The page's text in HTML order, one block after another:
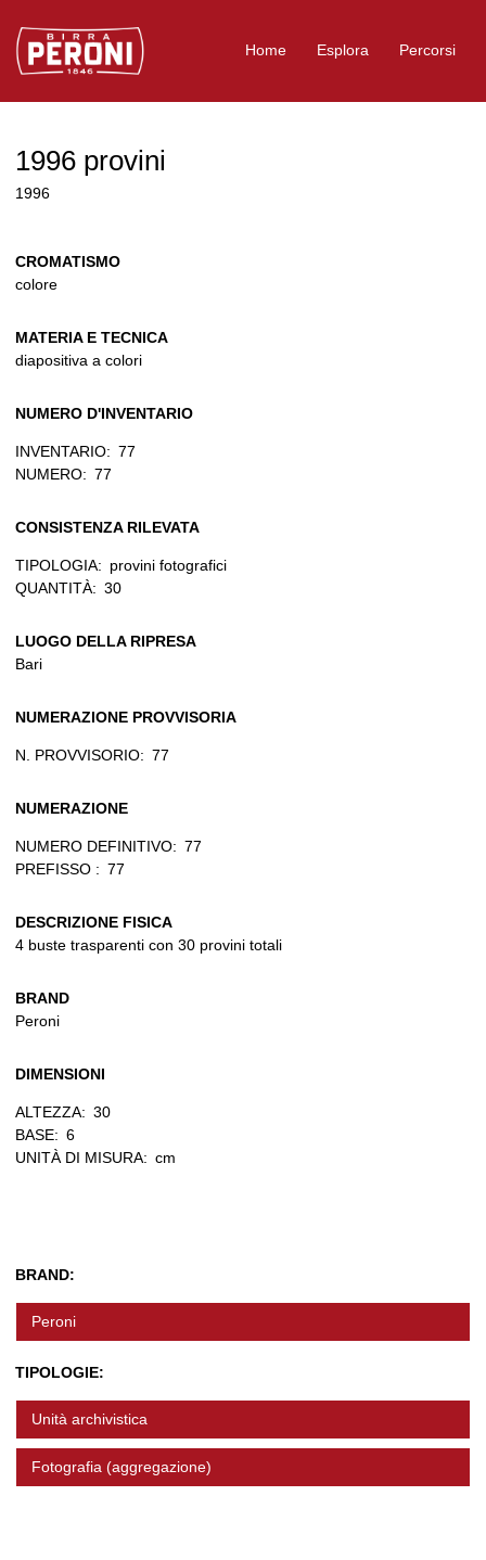
Logo Birra Peroni
Home Esplora Percorsi
1996 provini
1996
CROMATISMO
colore
MATERIA E TECNICA
diapositiva a colori
NUMERO D'INVENTARIO
INVENTARIO: 77
NUMERO: 77
CONSISTENZA RILEVATA
TIPOLOGIA: provini fotografici
QUANTITÀ: 30
LUOGO DELLA RIPRESA
Bari
NUMERAZIONE PROVVISORIA
N. PROVVISORIO: 77
NUMERAZIONE
NUMERO DEFINITIVO: 77
PREFISSO : 77
DESCRIZIONE FISICA
4 buste trasparenti con 30 provini totali
BRAND
Peroni
DIMENSIONI
ALTEZZA: 30
BASE: 6
UNITÀ DI MISURA: cm
BRAND:
Peroni
TIPOLOGIE:
Unità archivistica
Fotografia (aggregazione)